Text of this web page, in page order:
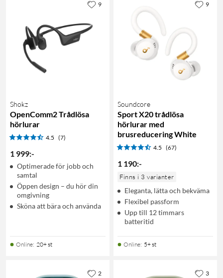
Shokz
OpenComm2 Trådlösa
hörlurar
4.5 (7)
1 999:-
Optimerade för jobb och
samtal
Öppen design – du hör din
omgivning
Sköna att bära och använda
Online: 20+ st
9
Soundcore
Sport X20 trådlösa
hörlurar med
brusreducering White
4.5 (67)
1 190:-
Finns i 3 varianter
Eleganta, lätta och bekväma
Flexibel passform
Upp till 12 timmars
batteritid
Online: 5+ st
9
2 3